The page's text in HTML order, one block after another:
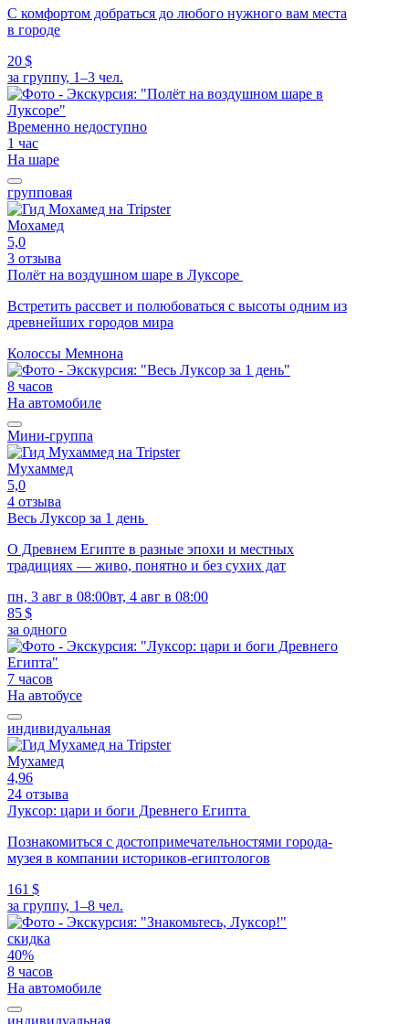
С комфортом добраться до любого нужного вам места
в городе
20 $
за группу, 1–3 чел.
Временно недоступно
1 час
На шаре
групповая
Мохамед
5,0
3 отзыва
Полёт на воздушном шаре в Луксоре
Встретить рассвет и полюбоваться с высоты одним из
древнейших городов мира
Колоссы Мемнона
8 часов
На автомобиле
Мини-группа
Мухаммед
5,0
4 отзыва
Весь Луксор за 1 день
О Древнем Египте в разные эпохи и местных
традициях — живо, понятно и без сухих дат
пн, 3 авг в 08:00вт, 4 авг в 08:00
85 $
за одного
7 часов
На автобусе
индивидуальная
Мухамед
4,96
24 отзыва
Луксор: цари и боги Древнего Египта
Познакомиться с достопримечательностями города-
музея в компании историков-египтологов
161 $
за группу, 1–8 чел.
скидка
40%
8 часов
На автомобиле
индивидуальная